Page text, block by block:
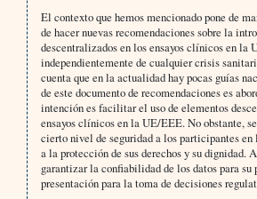
El contexto que hemos mencionado pone de
de hacer nuevas recomendaciones sobre la
descentralizados en los ensayos clínicos en la
independientemente de cualquier crisis
cuenta que en la actualidad hay pocas guías
de este documento de recomendaciones es
intención es facilitar el uso de elementos
ensayos clínicos en la UE/EEE. No obstante,
cierto nivel de seguridad a los participantes en
a la protección de sus derechos y su dignidad.
garantizar la confiabilidad de los datos para
presentación para la toma de decisiones